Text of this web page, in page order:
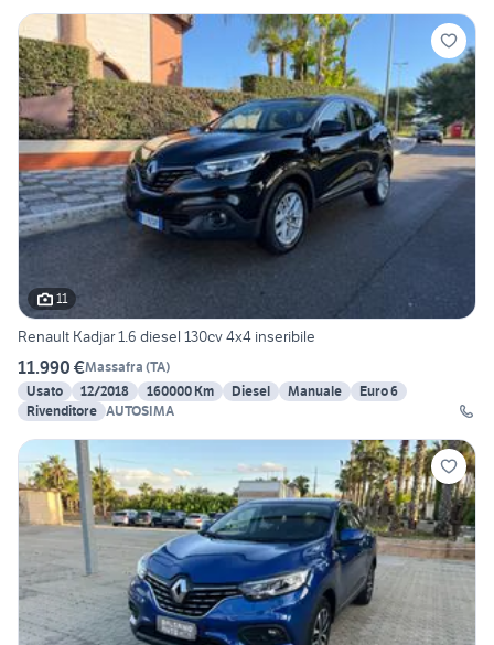
11
Renault Kadjar 1.6 diesel 130cv 4x4 inseribile
11.990 €Massafra (TA)
Usato
12/2018 160000 Km Diesel Manuale
Euro 6
Rivenditore AUTOSIMA